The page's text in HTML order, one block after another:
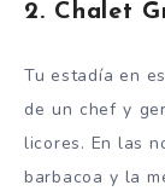
2. Chalet
Tu estadía en
de un chef y
licores. En las
barbacoa y la